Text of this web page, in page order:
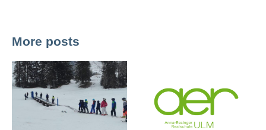
More posts